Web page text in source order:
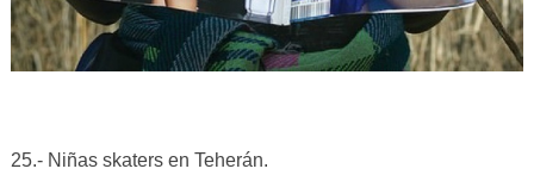
25.- Niñas skaters en Teherán.